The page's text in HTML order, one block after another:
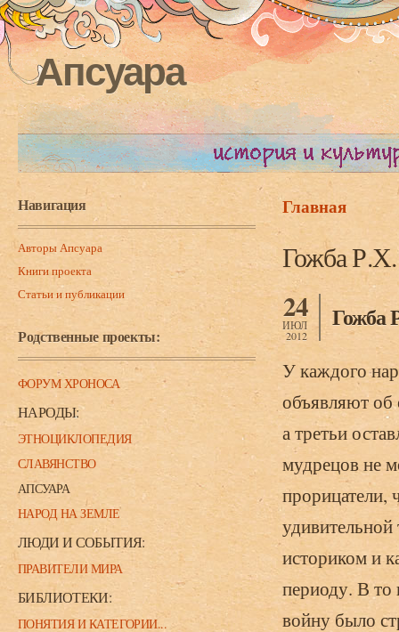
Апсуара
Навигация
Авторы Апсуара
Книги проекта
Статьи и публикации
Родственные проекты:
ФОРУМ ХРОНОСА
НАРОДЫ:
ЭТНОЦИКЛОПЕДИЯ
СЛАВЯНСТВО
АПСУАРА
НАРОД НА ЗЕМЛЕ
ЛЮДИ И СОБЫТИЯ:
ПРАВИТЕЛИ МИРА
БИБЛИОТЕКИ:
ПОНЯТИЯ И КАТЕГОРИИ...
Вы здесь
Главная
Гожба Р.Х.
24
ИЮЛ
2012
Гожба
У каждого
объявляют об
а третьи
мудрецов не
прорицатели,
историком и
периоду. В то
войну было